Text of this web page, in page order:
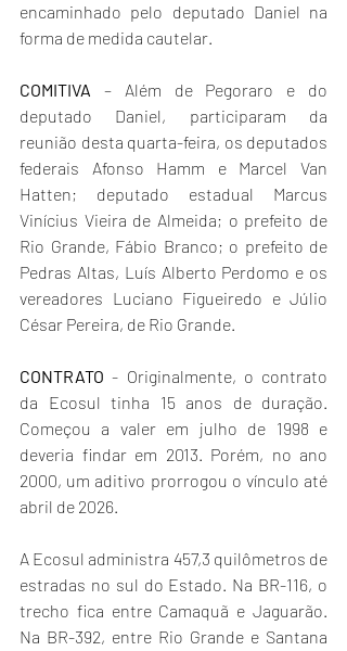
encaminhado pelo deputado Daniel na
forma de medida cautelar.
COMITIVA – Além de Pegoraro e do
deputado Daniel, participaram da
reunião desta quarta-feira, os deputados
federais Afonso Hamm e Marcel Van
Hatten; deputado estadual Marcus
Vinícius Vieira de Almeida; o prefeito de
Rio Grande, Fábio Branco; o prefeito de
Pedras Altas, Luís Alberto Perdomo e os
vereadores Luciano Figueiredo e Júlio
César Pereira, de Rio Grande.
CONTRATO - Originalmente, o contrato
da Ecosul tinha 15 anos de duração.
Começou a valer em julho de 1998 e
deveria findar em 2013. Porém, no ano
2000, um aditivo prorrogou o vínculo até
abril de 2026.
A Ecosul administra 457,3 quilômetros de
estradas no sul do Estado. Na BR-116, o
trecho fica entre Camaquã e Jaguarão.
Na BR-392, entre Rio Grande e Santana